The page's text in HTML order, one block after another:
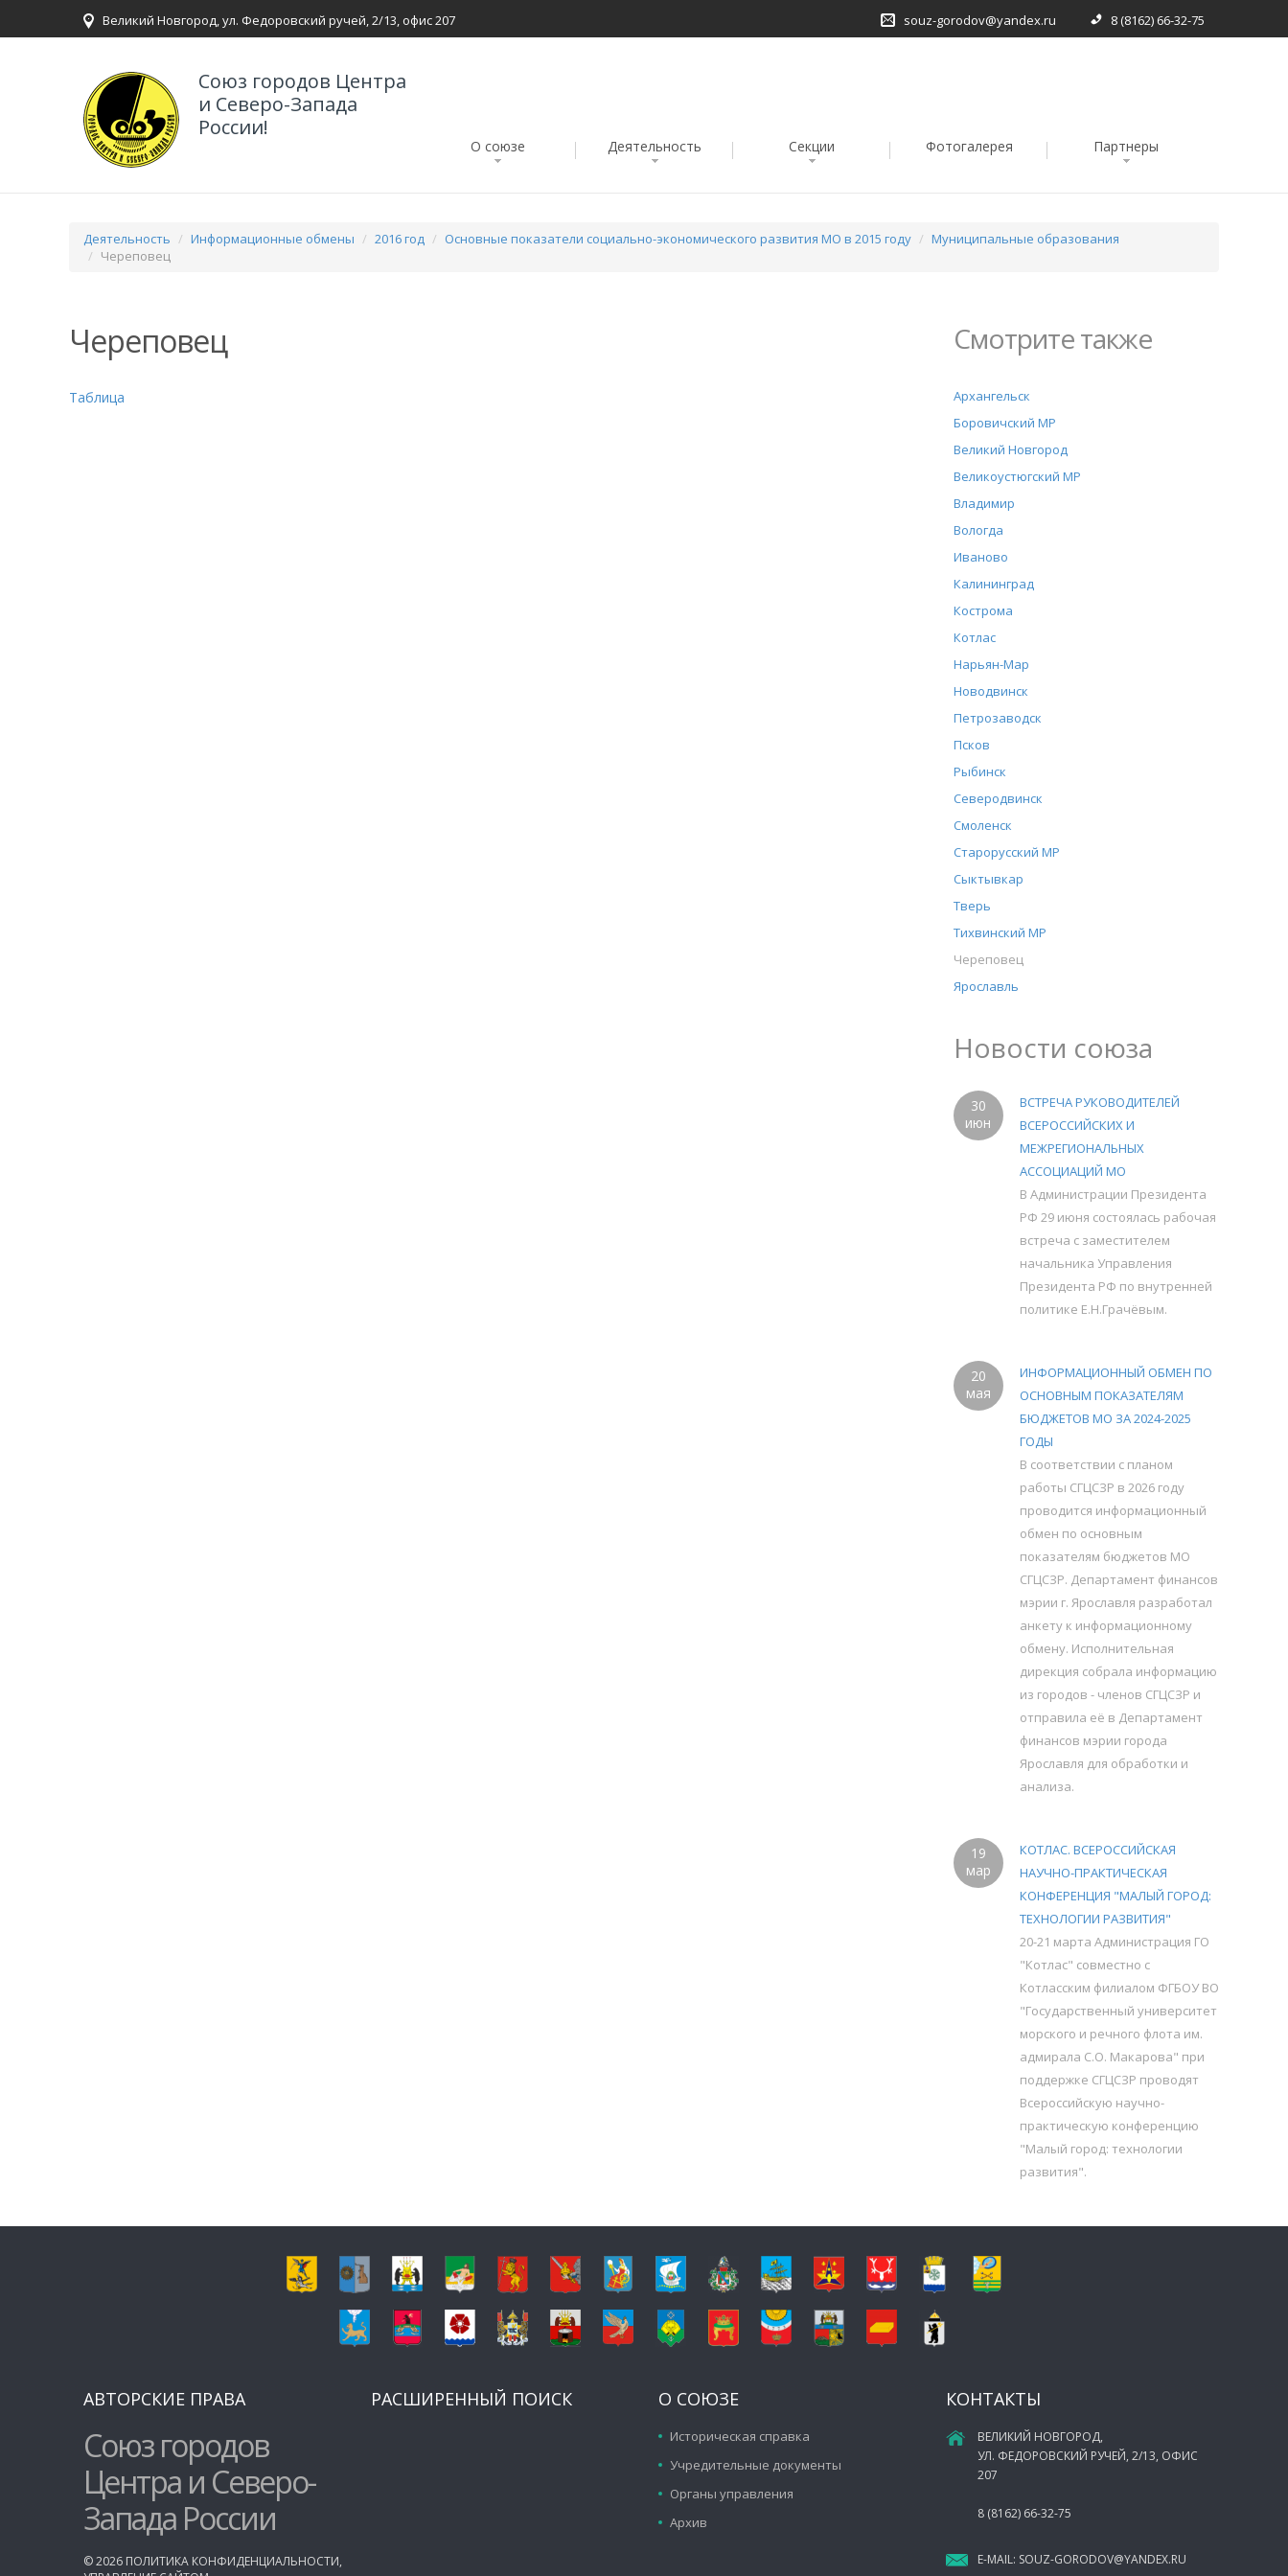
Великий Новгород, ул. Федоровский ручей, 2/13, офис 207 souz-gorodov@yandex.ru 8 (8162) 66-32-75
Союз городов Центра
и Северо-Запада
России!
О союзе Деятельность Секции Фотогалерея Партнеры
Деятельность Информационные обмены 2016 год Основные показатели социально-экономического развития МО в 2015 году
Муниципальные образования
Череповец
Череповец
Таблица
Смотрите также
Архангельск
Боровичский МР
Великий Новгород
Великоустюгский МР
Владимир
Вологда
Иваново
Калининград
Кострома
Котлас
Нарьян-Мар
Новодвинск
Петрозаводск
Псков
Рыбинск
Северодвинск
Смоленск
Старорусский МР
Сыктывкар
Тверь
Тихвинский МР
Череповец
Ярославль
Новости союза
30
июн
ВСТРЕЧА РУКОВОДИТЕЛЕЙ
ВСЕРОССИЙСКИХ И
МЕЖРЕГИОНАЛЬНЫХ
АССОЦИАЦИЙ МО
В Администрации Президента
РФ 29 июня состоялась рабочая
встреча с заместителем
начальника Управления
Президента РФ по внутренней
политике Е.Н.Грачёвым.
20
мая
ИНФОРМАЦИОННЫЙ ОБМЕН ПО
ОСНОВНЫМ ПОКАЗАТЕЛЯМ
БЮДЖЕТОВ МО ЗА 2024-2025
ГОДЫ
В соответствии с планом
работы СГЦСЗР в 2026 году
проводится информационный
обмен по основным
показателям бюджетов МО
СГЦСЗР. Департамент финансов
мэрии г. Ярославля разработал
анкету к информационному
обмену. Исполнительная
дирекция собрала информацию
из городов - членов СГЦСЗР и
отправила её в Департамент
финансов мэрии города
Ярославля для обработки и
анализа.
19
мар
КОТЛАС. ВСЕРОССИЙСКАЯ
НАУЧНО-ПРАКТИЧЕСКАЯ
КОНФЕРЕНЦИЯ "МАЛЫЙ ГОРОД:
ТЕХНОЛОГИИ РАЗВИТИЯ"
20-21 марта Администрация ГО
"Котлас" совместно с
Котласским филиалом ФГБОУ ВО
"Государственный университет
морского и речного флота им.
адмирала С.О. Макарова" при
поддержке СГЦСЗР проводят
Всероссийскую научно-
практическую конференцию
"Малый город: технологии
развития".
АВТОРСКИЕ ПРАВА
Союз городов
Центра и Северо-
Запада России
©2026 ПОЛИТИКА КОНФИДЕНЦИАЛЬНОСТИ,
РАСШИРЕННЫЙ ПОИСК О СОЮЗЕ
Историческая справка
Учредительные документы
Органы управления
Архив
КОНТАКТЫ
ВЕЛИКИЙ НОВГОРОД,
УЛ. ФЕДОРОВСКИЙ РУЧЕЙ, 2/13, ОФИС
207
8 (8162) 66-32-75
E-MAIL: SOUZ-GORODOV@YANDEX.RU